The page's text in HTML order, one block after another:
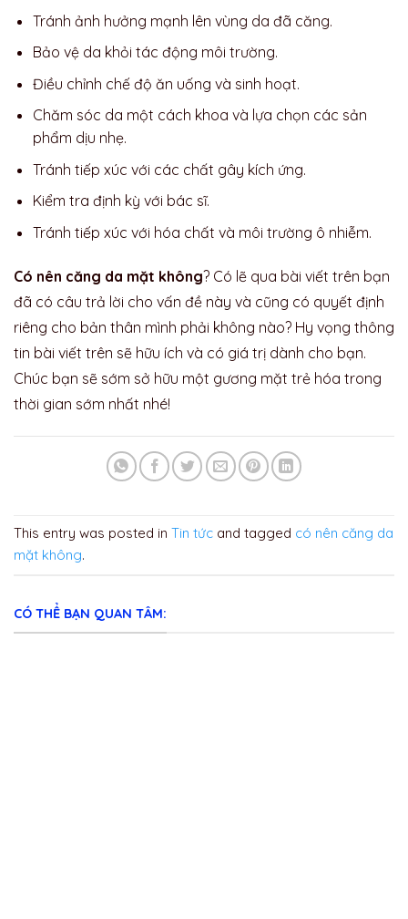
Tránh ảnh hưởng mạnh lên vùng da đã căng.
Bảo vệ da khỏi tác động môi trường.
Điều chỉnh chế độ ăn uống và sinh hoạt.
Chăm sóc da một cách khoa và lựa chọn các sản
phẩm dịu nhẹ.
Tránh tiếp xúc với các chất gây kích ứng.
Kiểm tra định kỳ với bác sĩ.
Tránh tiếp xúc với hóa chất và môi trường ô nhiễm.
Có nên căng da mặt không? Có lẽ qua bài viết trên bạn
đã có câu trả lời cho vấn đề này và cũng có quyết định
riêng cho bản thân mình phải không nào? Hy vọng thông
tin bài viết trên sẽ hữu ích và có giá trị dành cho bạn.
Chúc bạn sẽ sớm sở hữu một gương mặt trẻ hóa trong
thời gian sớm nhất nhé!
This entry was posted in Tin tức and tagged có nên căng da
mặt không.
CÓ THỂ BẠN QUAN TÂM: